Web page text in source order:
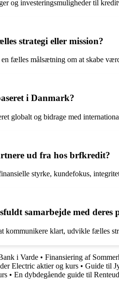
og investeringsmuligheder til
strategi eller mission?
en fælles målsætning om at skabe
i Danmark?
globalt og bidrage med
ud fra hos brfkredit?
styrke, kundefokus,
samarbejde med deres
kommunikere klart, udvikle fælles
i Varde • Finansiering af
Electric aktier og kurs • Guide til
• En dybdegående guide til